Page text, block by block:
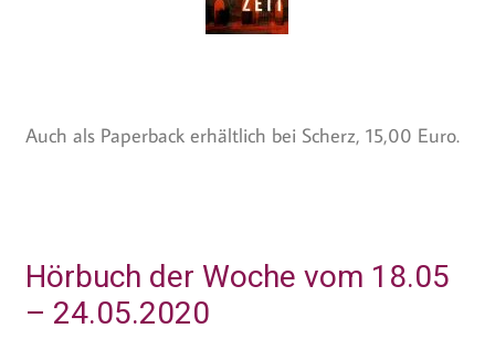
Auch als Paperback erhältlich bei Scherz, 15,00 Euro.
Hörbuch der Woche vom 18.05
– 24.05.2020